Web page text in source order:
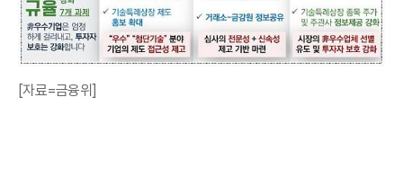
[자료=금융위]